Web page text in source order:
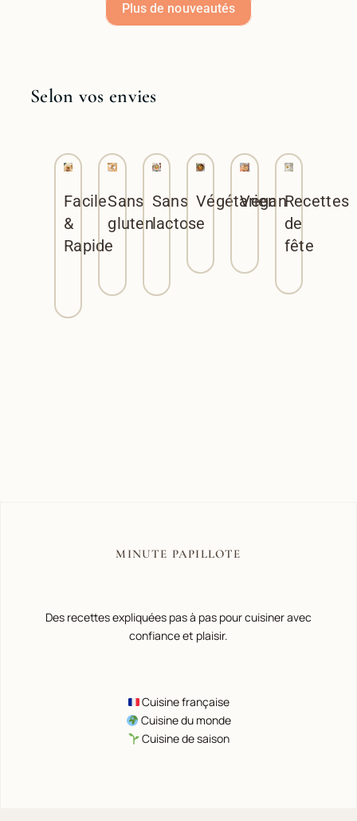
Plus de nouveautés
Selon vos envies
Facile
&
Rapide
Sans
gluten
Sans
lactose
Végétarien
VeganRecettes
de
fête
MINUTE PAPILLOTE
Des recettes expliquées pas à pas pour cuisiner avec
confiance et plaisir.
Cuisine française
Cuisine du monde
Cuisine de saison